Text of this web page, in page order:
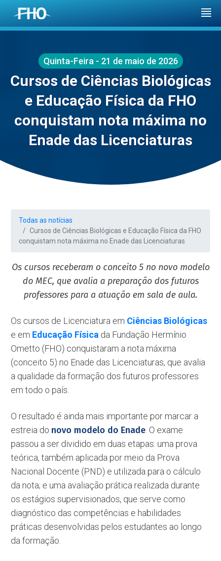
Quinta-Feira - 21 de maio de 2026
Cursos de Ciências Biológicas
e Educação Física da FHO
conquistam nota máxima no
Enade das Licenciaturas
Todas as notícias
Cursos de Ciências Biológicas e Educação Física da FHO
conquistam nota máxima no Enade das Licenciaturas
Os cursos receberam o conceito 5 no novo modelo
do MEC, que avalia a preparação dos futuros
professores para a atuação em sala de aula.
Os cursos de Licenciatura em Ciências Biológicas
e em Educação Física da Fundação Hermínio
Ometto (FHO) conquistaram a nota máxima
(conceito 5) no Enade das Licenciaturas, que avalia
a qualidade da formação dos futuros professores
em todo o país.
O resultado é ainda mais importante por marcar a
estreia do novo modelo do Enade . O exame
passou a ser dividido em duas etapas: uma prova
teórica, também aplicada por meio da Prova
Nacional Docente (PND) e utilizada para o cálculo
da nota; e uma avaliação prática realizada durante
os estágios supervisionados, que serve como
diagnóstico das competências e habilidades
práticas desenvolvidas pelos estudantes ao longo
da formação.